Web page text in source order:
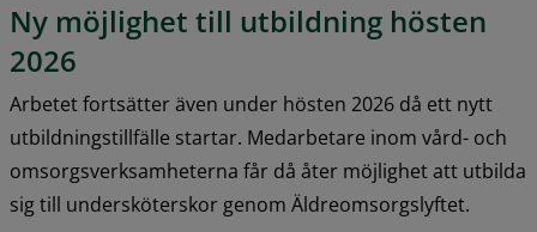
Ny möjlighet till utbildning hösten
2026
Arbetet fortsätter även under hösten 2026 då ett nytt
utbildningstillfälle startar. Medarbetare inom vård- och
omsorgsverksamheterna får då åter möjlighet att utbilda
sig till undersköterskor genom Äldreomsorgslyftet.